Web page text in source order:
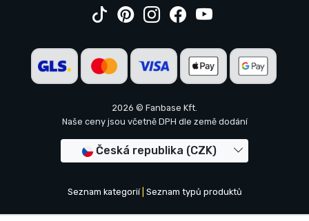
2026 © Fanbase Kft.
Naše ceny jsou včetně DPH dle země dodání
Česká republika (CZK)
Seznam kategorií| Seznam typů produktů